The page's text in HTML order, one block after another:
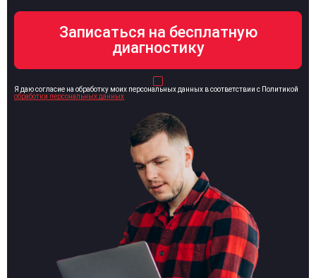
Я даю согласие на обработку моих персональных данных в соответствии с Политикой
обработки персональных данных